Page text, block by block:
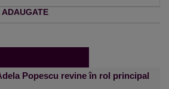
Popescu revine în rol principal